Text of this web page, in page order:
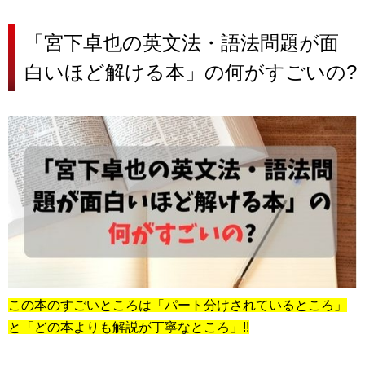
「宮下卓也の英文法・語法問題が面
白いほど解ける本」の何がすごいの?
この本のすごいところは「パート分けされているところ」
と「どの本よりも解説が丁寧なところ」!!